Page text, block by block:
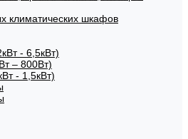
климатических шкафов
- 6,5кВт)
– 800Вт)
- 1,5кВт)